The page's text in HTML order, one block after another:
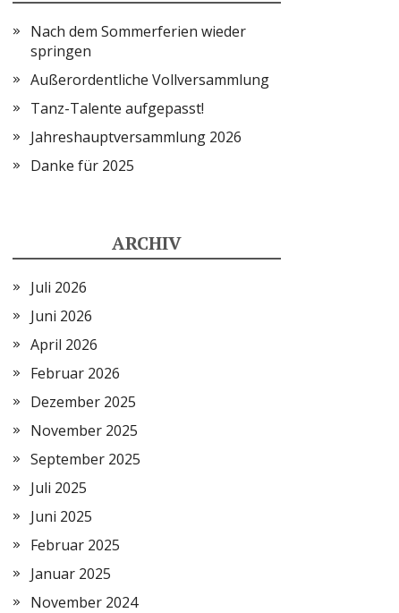
Nach dem Sommerferien wieder
springen
Außerordentliche Vollversammlung
Tanz-Talente aufgepasst!
Jahreshauptversammlung 2026
Danke für 2025
ARCHIV
Juli 2026
Juni 2026
April 2026
Februar 2026
Dezember 2025
November 2025
September 2025
Juli 2025
Juni 2025
Februar 2025
Januar 2025
November 2024